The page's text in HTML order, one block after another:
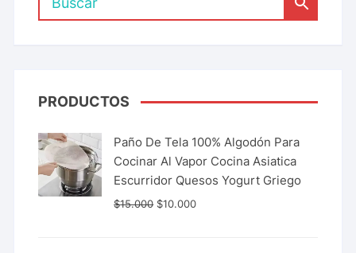
PRODUCTOS
Paño De Tela 100% Algodón Para
Cocinar Al Vapor Cocina Asiatica
Escurridor Quesos Yogurt Griego
$15.000 $10.000